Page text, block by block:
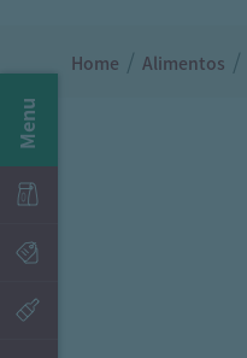
Menu
Home / Alimentos /